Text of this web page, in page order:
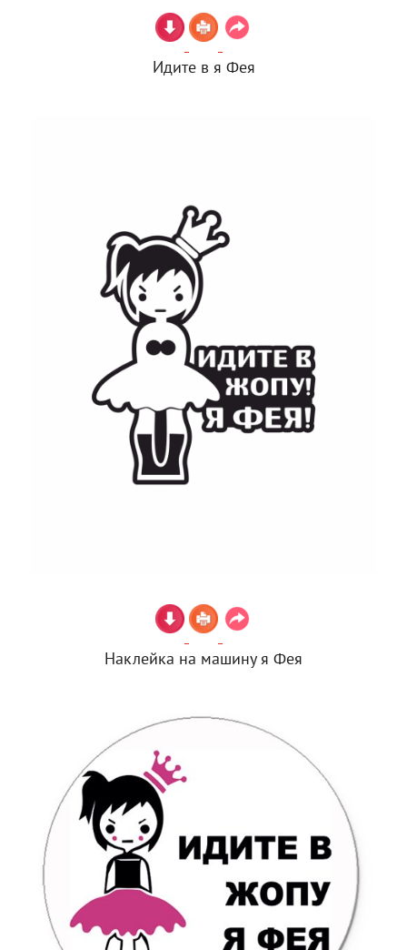
Идите в я Фея
Наклейка на машину я Фея